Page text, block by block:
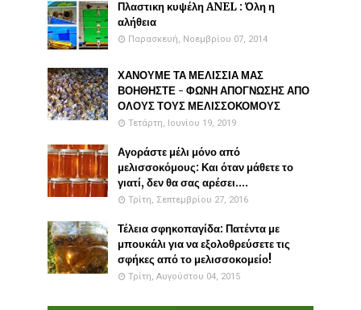
Πλαστικη κυψέλη ANEL : Όλη η
αλήθεια
Παρασκευή, Νοεμβρίου 07, 2014
ΧΑΝΟΥΜΕ ΤΑ ΜΕΛΙΣΣΙΑ ΜΑΣ
ΒΟΗΘΗΣΤΕ - ΦΩΝΗ ΑΠΟΓΝΩΣΗΣ ΑΠΟ
ΟΛΟΥΣ ΤΟΥΣ ΜΕΛΙΣΣΟΚΟΜΟΥΣ
Τετάρτη, Ιουνίου 19, 2019
Αγοράστε μέλι μόνο από
μελισσοκόμους: Και όταν μάθετε το
γιατί, δεν θα σας αρέσει....
Τρίτη, Σεπτεμβρίου 27, 2016
Τέλεια σφηκοπαγίδα: Πατέντα με
μπουκάλι για να εξολοθρεύσετε τις
σφήκες από το μελισσοκομείο!
Τρίτη, Αυγούστου 04, 2015